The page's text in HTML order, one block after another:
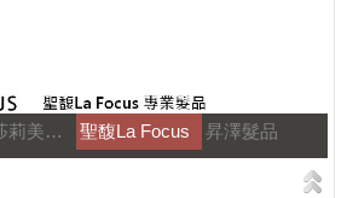
貝爾莎莉美髮美容補習 聖馥La Focus 昇澤髮品